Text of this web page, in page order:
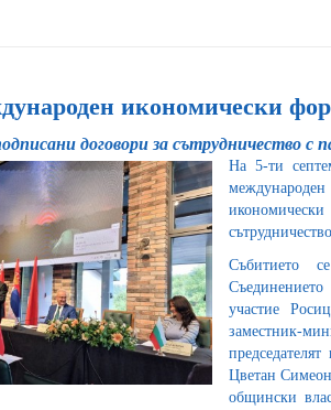
икономически
договори за сътрудничество с
На 5-ти
Събитието
участие
заместник-
Цветан
общински